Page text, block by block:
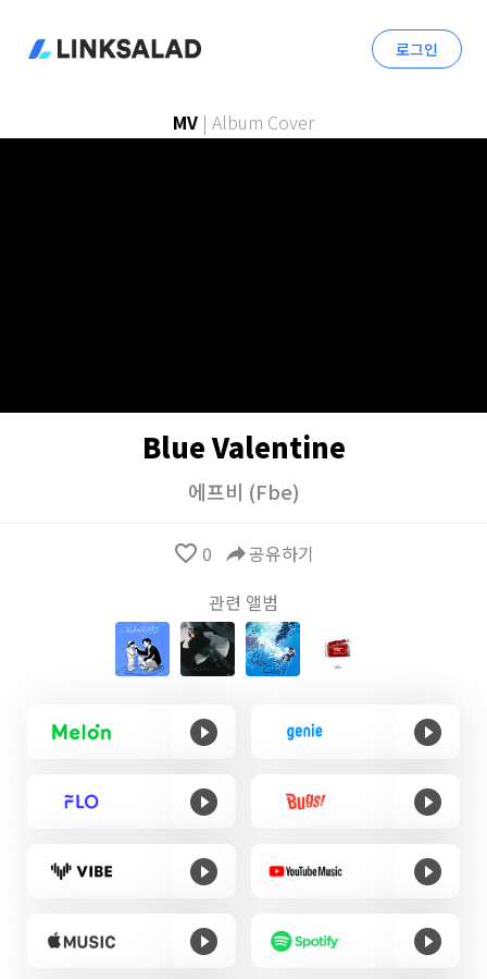
로그인
MV | Album Cover
Blue Valentine
에프비 (Fbe)
favorite_border 0 reply공유하기
관련 앨범